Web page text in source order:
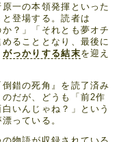
一の本領発揮といった
登場する。読者は
？」「それとも夢オチ
ることとなり、最後に
がっかりする結末を迎え
錯の死角』を読了済み
だが、どうも「前2作
いんじゃね？」という
っている。